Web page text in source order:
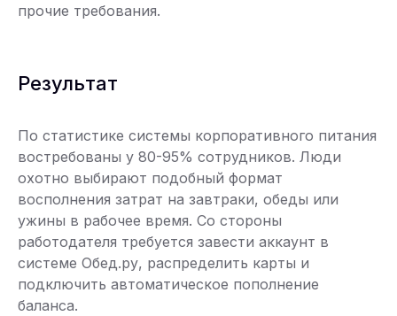
прочие требования.
Результат
По статистике системы корпоративного питания
востребованы у 80-95% сотрудников. Люди
охотно выбирают подобный формат
восполнения затрат на завтраки, обеды или
ужины в рабочее время. Со стороны
работодателя требуется завести аккаунт в
системе Обед.ру, распределить карты и
подключить автоматическое пополнение
баланса.